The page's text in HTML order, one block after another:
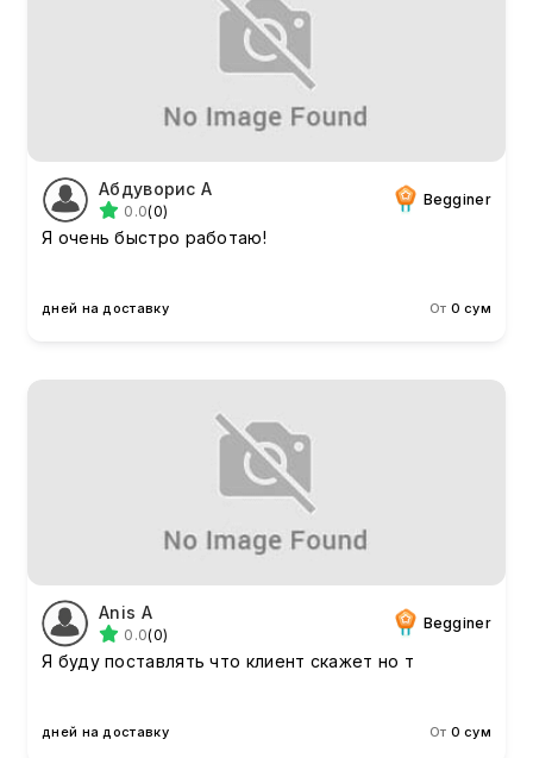
Абдуворис А
0.0(0)
Begginer
Я очень быстро работаю!
дней на доставку От 0 сум
Anis A
0.0(0)
Begginer
Я буду поставлять что клиент скажет но т
дней на доставку От 0 сум